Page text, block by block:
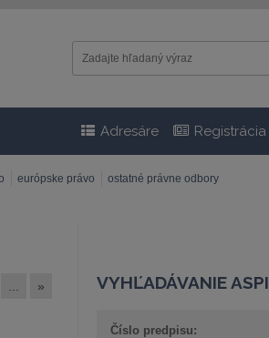
Adresáre Registrácia
európske právo ostatné právne odbory
» VYHĽADÁVANIE ASPI
Číslo predpisu: